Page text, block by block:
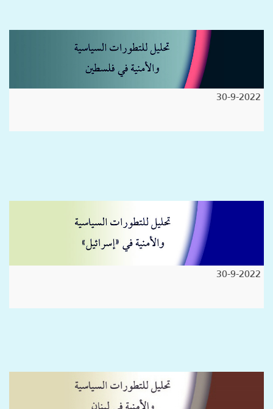
30-9-2022
30-9-2022